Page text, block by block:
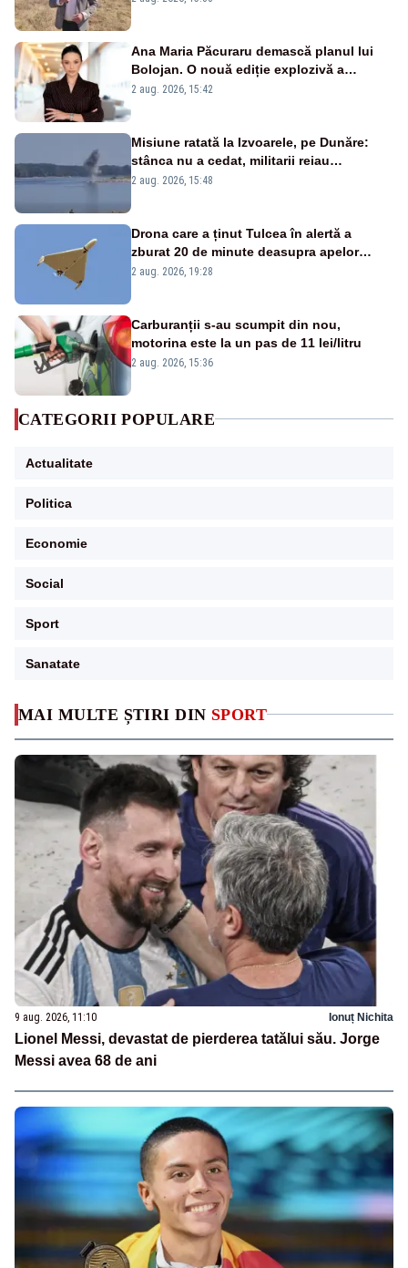
MAI MULTE ȘTIRI DIN SPORT
9 aug. 2026, 11:10 Ionuț Nichita
Lionel Messi, devastat de pierderea tatălui său. Jorge
Messi avea 68 de ani
Ana Maria Păcuraru demască planul lui
Bolojan. O nouă ediție explozivă a
emisiunii „Miza Zilei” la Realitatea PLUS
2 aug. 2026, 15:42
Misiune ratată la Izvoarele, pe Dunăre:
stânca nu a cedat, militarii reiau
detonările luni – VIDEO
2 aug. 2026, 15:48
Drona care a ținut Tulcea în alertă a
zburat 20 de minute deasupra apelor
României. Au fost ridicate două F-16
2 aug. 2026, 19:28
Carburanții s-au scumpit din nou,
motorina este la un pas de 11 lei/litru
2 aug. 2026, 15:36
CATEGORII POPULARE
Actualitate
Politica
Economie
Social
Sport
Sanatate